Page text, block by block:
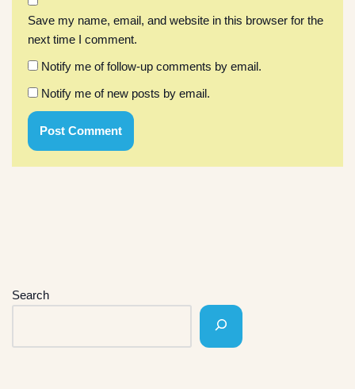
Save my name, email, and website in this browser for the
next time I comment.
Notify me of follow-up comments by email.
Notify me of new posts by email.
Search